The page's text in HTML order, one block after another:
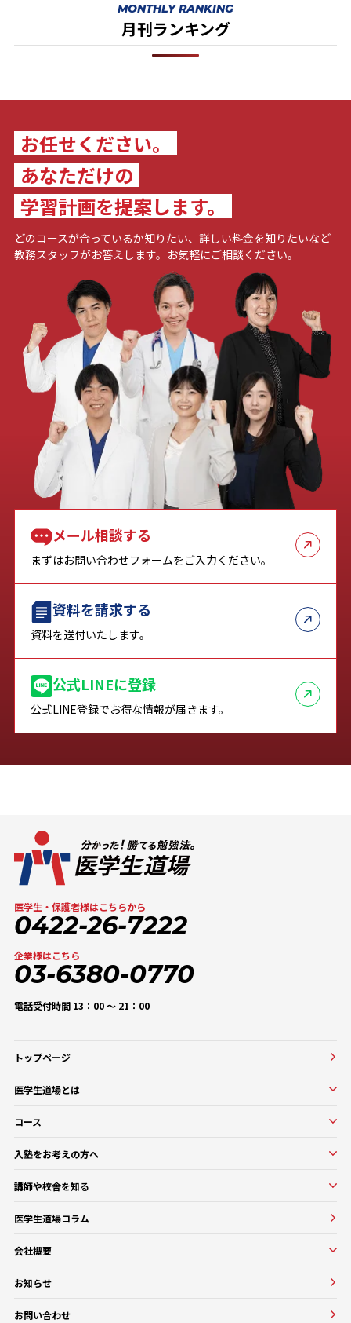
MONTHLY RANKING
月刊ランキング
お任せください。
あなただけの
学習計画を提案します。
どのコースが合っているか知りたい、詳しい料金を知りたいなど
教務スタッフがお答えします。お気軽にご相談ください。
メール相談する
まずはお問い合わせフォームをご入力ください。
資料を請求する
資料を送付いたします。
公式LINEに登録
公式LINE登録でお得な情報が届きます。
医学生・保護者様はこちらから
0422-26-7222
企業様はこちら
03-6380-0770
電話受付時間 13：00 〜 21：00
トップページ
医学生道場とは
口コミ・評判
コース
コース一覧
医学部基礎医学・生物学対策コース
医学部基礎医学・生物学対策コース
医学部CBT対策コース
医学部OSCE対策コース
入塾をお考えの方へ
入塾をお考えの方へ
よくある質問
講師や校舎を知る
講師・教務紹介
教務一覧
医学生道場コラム
会社概要
会社概要
お知らせ
お問い合わせ